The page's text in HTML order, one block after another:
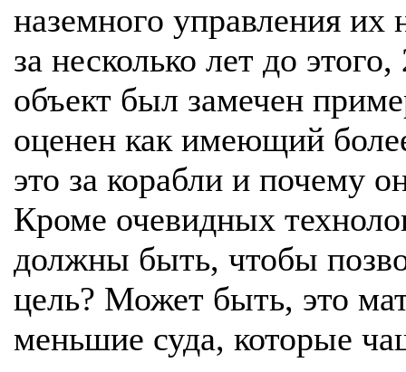
наземного управления
за несколько лет до
объект был замечен
оценен как имеющий
это за корабли и почему
Кроме очевидных
должны быть, чтобы
цель? Может быть, это
меньшие суда, которые